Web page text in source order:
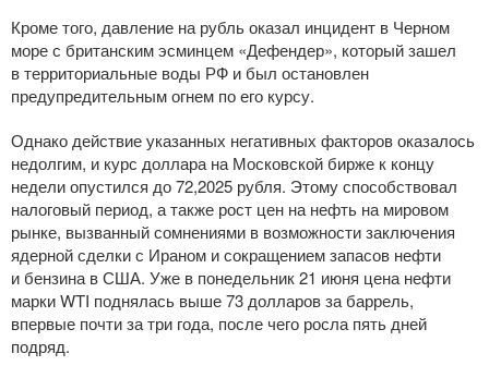
Кроме того, давление на рубль оказал инцидент в Черном
море с британским эсминцем «Дефендер», который зашел
в территориальные воды РФ и был остановлен
предупредительным огнем по его курсу.
Однако действие указанных негативных факторов оказалось
недолгим, и курс доллара на Московской бирже к концу
недели опустился до 72,2025 рубля. Этому способствовал
налоговый период, а также рост цен на нефть на мировом
рынке, вызванный сомнениями в возможности заключения
ядерной сделки с Ираном и сокращением запасов нефти
и бензина в США. Уже в понедельник 21 июня цена нефти
марки WTI поднялась выше 73 долларов за баррель,
впервые почти за три года, после чего росла пять дней
подряд.